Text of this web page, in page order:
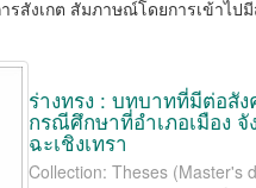
รสังเกต สัมภาษณ์โดยการเข้าไป
ร่างทรง : บทบาทที่มีต่อสั
กรณีศึกษาที่อำเภอเมือง จั
ฉะเชิงเทรา
Collection: Theses (Master's